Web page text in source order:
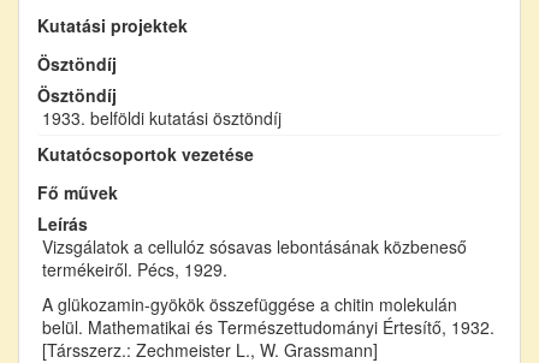
Kutatási projektek
Ösztöndíj
Ösztöndíj
1933. belföldi kutatási ösztöndíj
Kutatócsoportok vezetése
Fő művek
Leírás
Vizsgálatok a cellulóz sósavas lebontásának közbeneső
termékeiről. Pécs, 1929.
A glükozamin-gyökök összefüggése a chitin molekulán
belül. Mathematikai és Természettudományi Értesítő, 1932.
[Társszerz.: Zechmeister L., W. Grassmann]